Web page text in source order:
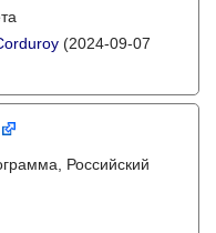
(2024-09-07
Российский